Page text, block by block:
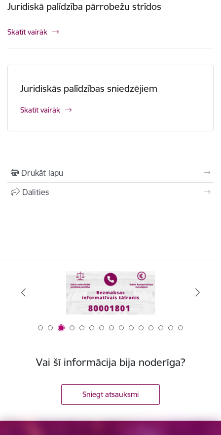
Juridiskā palīdzība pārrobežu strīdos
Skatīt vairāk
Juridiskās palīdzības sniedzējiem
Skatīt vairāk
Drukāt lapu
Dalīties
Vai šī informācija bija noderīga?
Sniegt atsauksmi